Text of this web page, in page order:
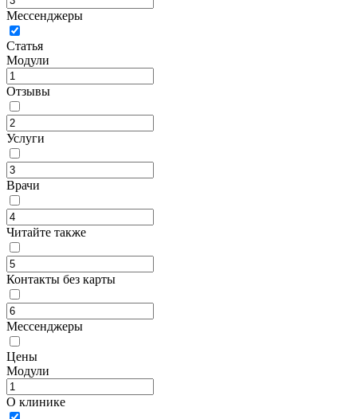
Мессенджеры
Статья
Модули
Отзывы
Услуги
Врачи
Читайте также
Контакты без карты
Мессенджеры
Цены
Модули
О клинике